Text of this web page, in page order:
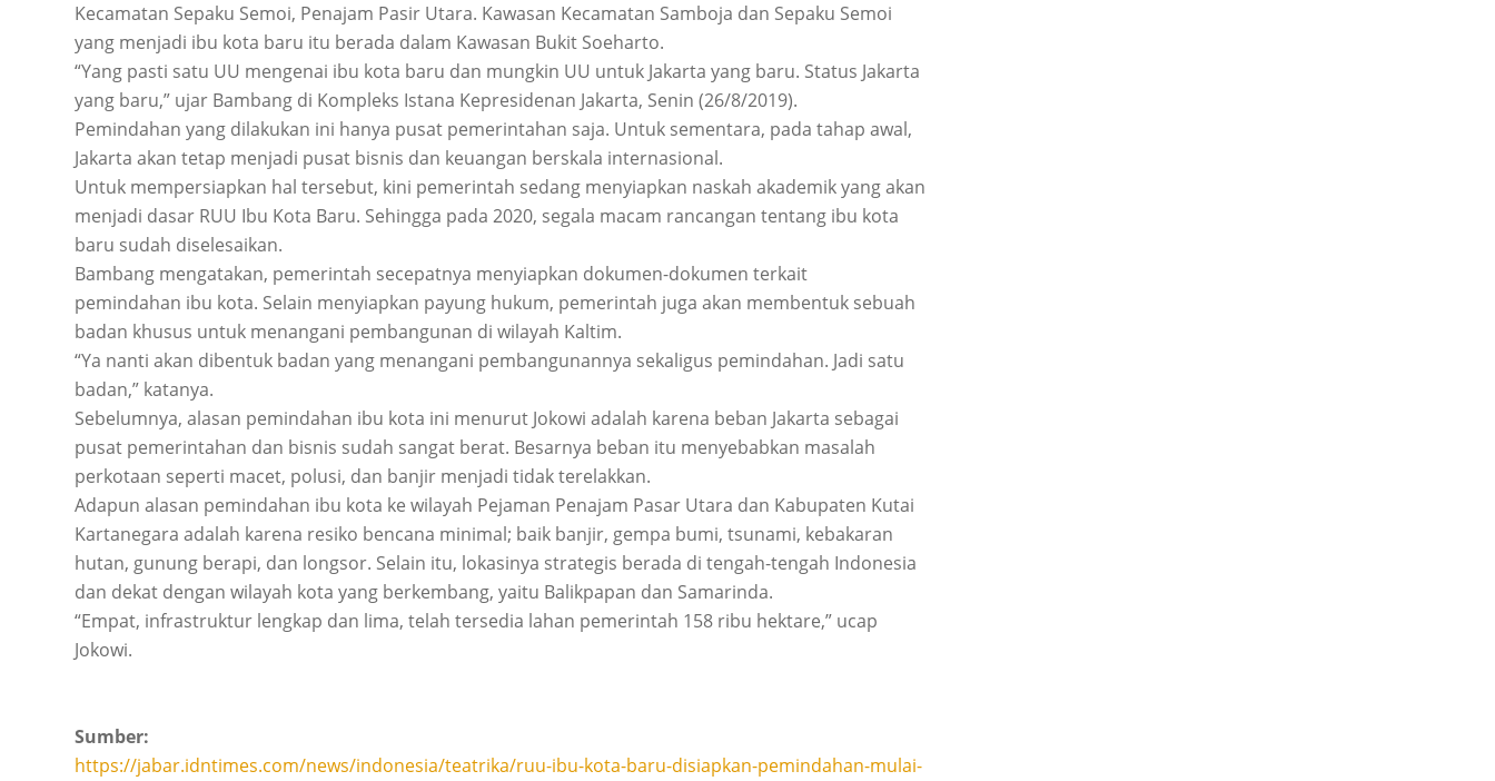
Kecamatan Sepaku Semoi, Penajam Pasir Utara. Kawasan Kecamatan Samboja dan Sepaku Semoi
yang menjadi ibu kota baru itu berada dalam Kawasan Bukit Soeharto.
“Yang pasti satu UU mengenai ibu kota baru dan mungkin UU untuk Jakarta yang baru. Status Jakarta
yang baru,” ujar Bambang di Kompleks Istana Kepresidenan Jakarta, Senin (26/8/2019).
Pemindahan yang dilakukan ini hanya pusat pemerintahan saja. Untuk sementara, pada tahap awal,
Jakarta akan tetap menjadi pusat bisnis dan keuangan berskala internasional.
Untuk mempersiapkan hal tersebut, kini pemerintah sedang menyiapkan naskah akademik yang akan
menjadi dasar RUU Ibu Kota Baru. Sehingga pada 2020, segala macam rancangan tentang ibu kota
baru sudah diselesaikan.
Bambang mengatakan, pemerintah secepatnya menyiapkan dokumen-dokumen terkait
pemindahan ibu kota. Selain menyiapkan payung hukum, pemerintah juga akan membentuk sebuah
badan khusus untuk menangani pembangunan di wilayah Kaltim.
“Ya nanti akan dibentuk badan yang menangani pembangunannya sekaligus pemindahan. Jadi satu
badan,” katanya.
Sebelumnya, alasan pemindahan ibu kota ini menurut Jokowi adalah karena beban Jakarta sebagai
pusat pemerintahan dan bisnis sudah sangat berat. Besarnya beban itu menyebabkan masalah
perkotaan seperti macet, polusi, dan banjir menjadi tidak terelakkan.
Adapun alasan pemindahan ibu kota ke wilayah Pejaman Penajam Pasar Utara dan Kabupaten Kutai
Kartanegara adalah karena resiko bencana minimal; baik banjir, gempa bumi, tsunami, kebakaran
hutan, gunung berapi, dan longsor. Selain itu, lokasinya strategis berada di tengah-tengah Indonesia
dan dekat dengan wilayah kota yang berkembang, yaitu Balikpapan dan Samarinda.
“Empat, infrastruktur lengkap dan lima, telah tersedia lahan pemerintah 158 ribu hektare,” ucap
Jokowi.
Sumber:
https://jabar.idntimes.com/news/indonesia/teatrika/ruu-ibu-kota-baru-disiapkan-pemindahan-mulai-